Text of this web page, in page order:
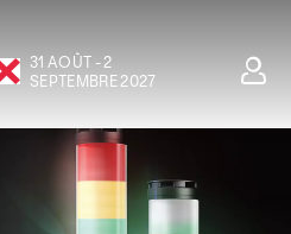
31 AOÛT - 2
SEPTEMBRE 2027